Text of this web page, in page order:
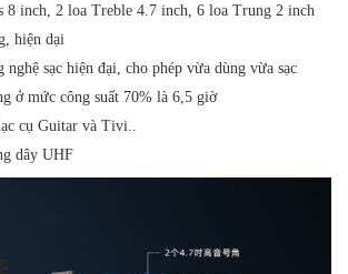
8 inch, 2 loa Treble 4.7 inch, 6 loa Trung 2 inch
hiện dại
sạc hiện đại, cho phép vừa dùng vừa sạc
ở mức công suất 70% là 6,5 giờ
cụ Guitar và Tivi..
dây UHF